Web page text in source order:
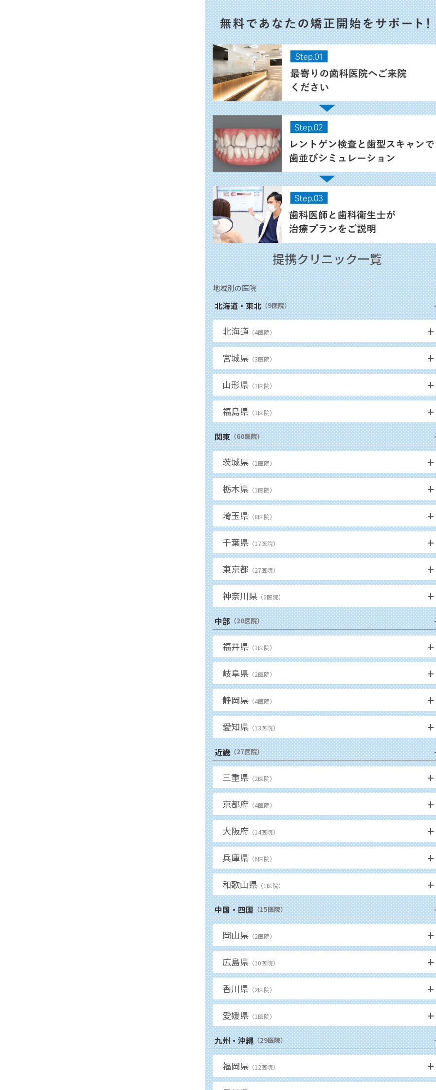
提携クリニック一覧
地域別の医院
北海道・東北（9医院）
北海道 （4医院） +
宮城県 （3医院） +
山形県 （1 医院） +
福島県 （1 医院） +
関東（60医院）
茨城県 （1 医院） +
栃木県 （1 医院） +
埼玉県 （8医院） +
千葉県 （17医院） +
東京都 （27医院） +
神奈川県 （6医院） +
中部（20医院）
福井県 （1 医院） +
岐阜県 （2医院） +
静岡県 （4医院） +
愛知県 （13医院） +
近畿（27医院）
三重県 （2医院） +
京都府 （4医院） +
大阪府 （14医院） +
兵庫県 （6医院） +
和歌山県 （1 医院） +
中国・四国（15医院）
岡山県 （2医院） +
広島県 （10医院） +
香川県 （2医院） +
愛媛県 （1 医院） +
九州・沖縄（29医院）
福岡県 （12医院） +